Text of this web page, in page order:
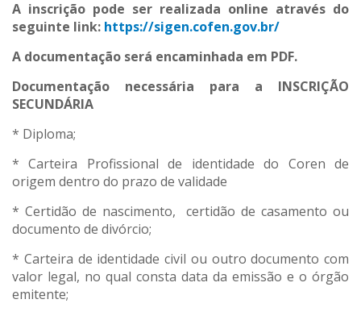
A inscrição pode ser realizada online através do
seguinte link: https://sigen.cofen.gov.br/
A documentação será encaminhada em PDF.
Documentação necessária para a INSCRIÇÃO
SECUNDÁRIA
* Diploma;
* Carteira Profissional de identidade do Coren de
origem dentro do prazo de validade
* Certidão de nascimento, certidão de casamento ou
documento de divórcio;
* Carteira de identidade civil ou outro documento com
valor legal, no qual consta data da emissão e o órgão
emitente;